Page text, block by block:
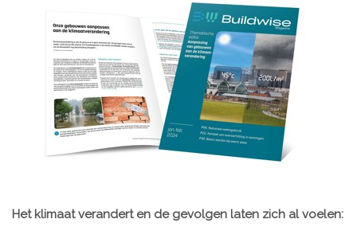
Het klimaat verandert en de gevolgen laten zich al voelen: